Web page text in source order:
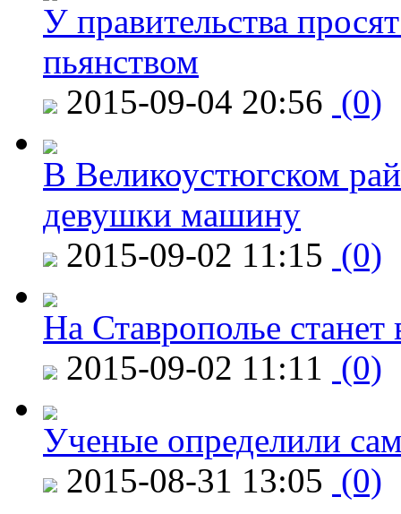
У правительства
пьянством
2015-09-04 20:56 (0)
В Великоустюгском
девушки машину
2015-09-02 11:15 (0)
На Ставрополье
2015-09-02 11:11 (0)
Ученые определили
2015-08-31 13:05 (0)